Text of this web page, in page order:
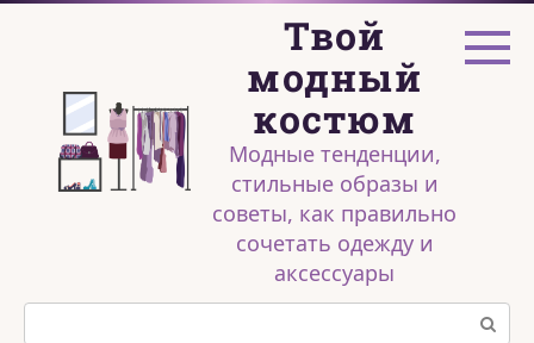
Перейти
Твой
модный
костюм
Модные тенденции,
стильные образы и
советы, как правильно
сочетать одежду и
аксессуары
Поиск: